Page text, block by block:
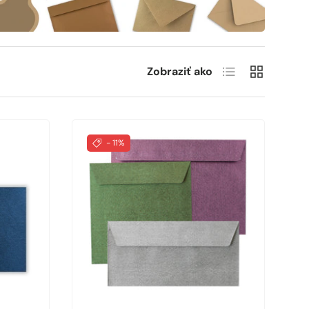
Zobraziť ako Zoznam
Sieť
- 11%